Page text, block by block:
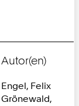
Autor(en)
Engel, Felix
Grönewald,